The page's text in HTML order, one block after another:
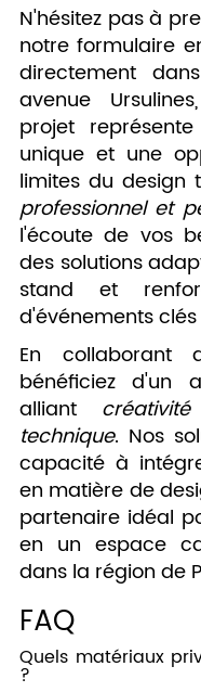
N'hésitez pas à
notre formulaire
directement
avenue
projet
unique et une
limites du design
professionnel et
l'écoute de vos
des solutions
stand et
d'événements
En collaborant
bénéficiez d'un
alliant
technique. Nos
capacité à
en matière de
partenaire idéal
en un espace
dans la région de
FAQ
Quels matériaux
?